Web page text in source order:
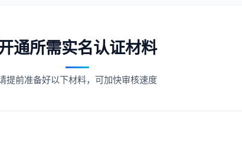
通所需实名认证材料
提前准备好以下材料，可加快审核速度